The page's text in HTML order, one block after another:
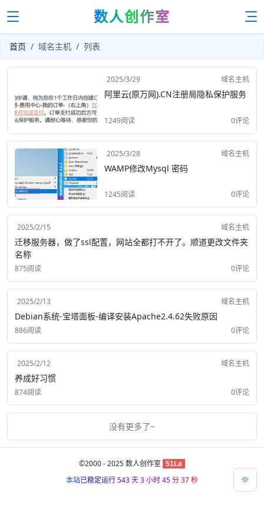
数人创作室
首页 域名主机 列表
2025/3/29 域名主机
阿里云(原万网).CN注册局隐私保护服务
1249阅读 0评论
2025/3/28 域名主机
WAMP修改Mysql 密码
1245阅读 0评论
2025/2/15 域名主机
迁移服务器，做了ssl配置，网站全都打不开了。顺道更改文件夹
名称
875阅读 0评论
2025/2/13 域名主机
Debian系统-宝塔面板-编译安装Apache2.4.62失败原因
886阅读 0评论
2025/2/12 域名主机
养成好习惯
874阅读 0评论
没有更多了~
©2000 - 2025数人创作室 51La
本站已稳定运行 543 天 3 小时 45 分 37 秒